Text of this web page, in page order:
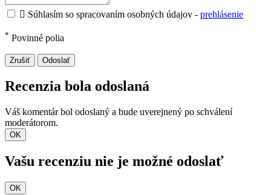
 Súhlasím so spracovaním osobných údajov - prehlásenie
* Povinné polia
Zrušiť Odoslať
Recenzia bola odoslaná
Váš komentár bol odoslaný a bude uverejnený po schválení
moderátorom.
OK
Vašu recenziu nie je možné odoslať
OK